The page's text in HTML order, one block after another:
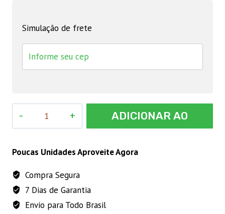
Simulação de frete
8
ADICIONAR AO
Poucas Unidades Aproveite Agora
Compra Segura
7 Dias de Garantia
Envio para Todo Brasil